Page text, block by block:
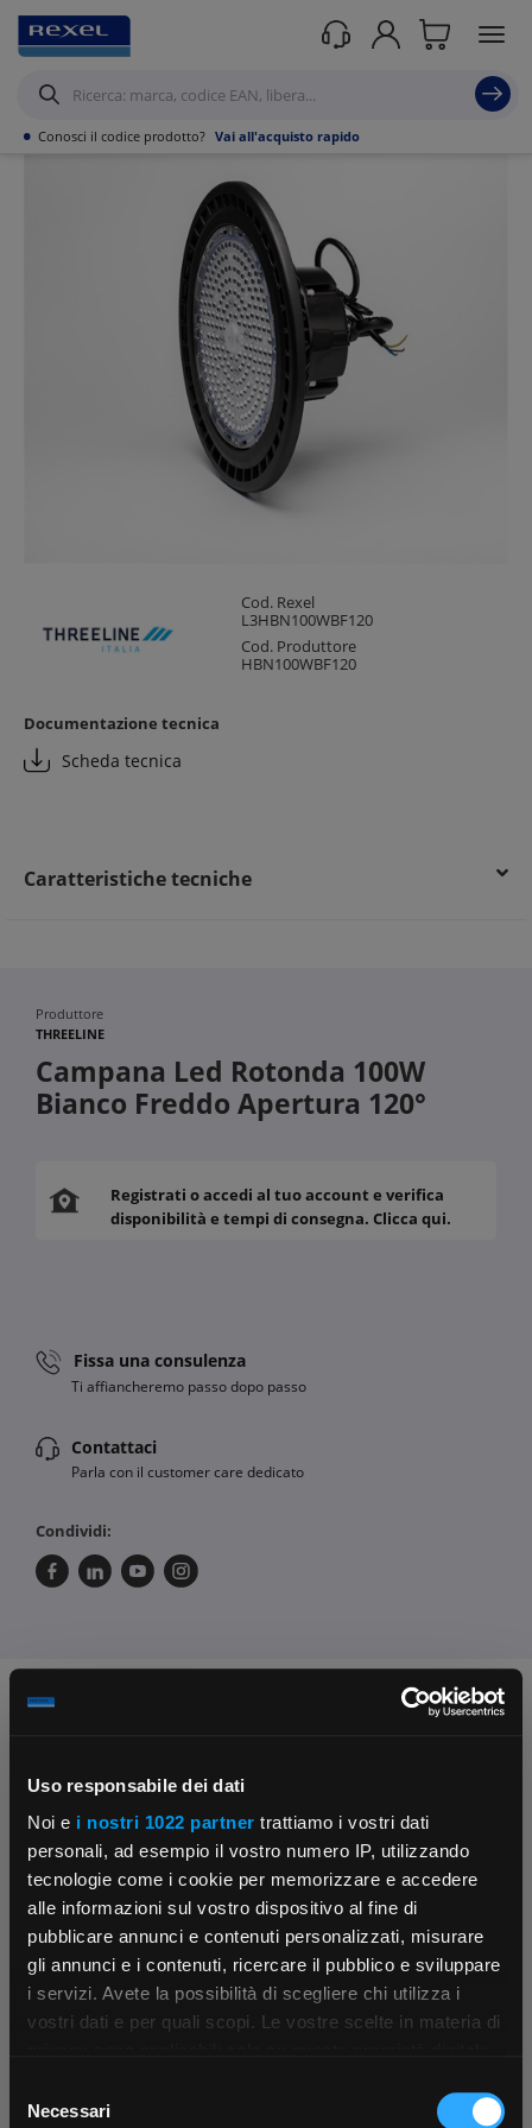
Uso responsabile dei dati
Noi e i nostri 1022 partner trattiamo i vostri dati
personali, ad esempio il vostro numero IP, utilizzando
tecnologie come i cookie per memorizzare e accedere
alle informazioni sul vostro dispositivo al fine di
pubblicare annunci e contenuti personalizzati, misurare
gli annunci e i contenuti, ricercare il pubblico e sviluppare
i servizi. Avete la possibilità di scegliere chi utilizza i
vostri dati e per quali scopi. Le vostre scelte in materia di
modificare o revocare il proprio consenso in qualsiasi
delNecessari
• Conosci il codice prodotto? Vai all'acquisto rapido
×
App Rexel Italia
Prodotti /Illuminazione /Sospensioni industriali
Cod. Rexel
L3HBN100WBF120
Cod. Produttore
HBN100WBF120
Documentazione tecnica
Scheda tecnica
Caratteristiche tecniche
Produttore
THREELINE
Campana Led Rotonda 100W
Bianco Freddo Apertura 120°
Registrati o accedi al tuo account e verifica
disponibilità e tempi di consegna. Clicca qui.
Fissa una consulenza
Ti affiancheremo passo dopo passo
Contattaci
Parla con il customer care dedicato
Condividi:
Chiedi ai nostri tecnici
Contattaci
Parla con il customer care dedicato
Fissa una consulenza
Ti affiancheremo passo dopo passo